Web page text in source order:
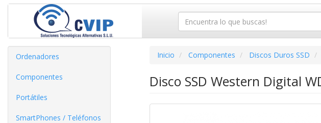
Ordenadores
Componentes
Portátiles
SmartPhones / Teléfonos
Inicio Componentes Discos Duros SSD
Disco SSD Western Digital